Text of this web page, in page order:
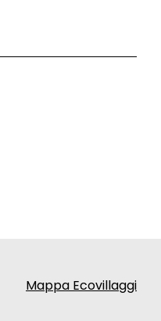
Mappa Ecovillaggi